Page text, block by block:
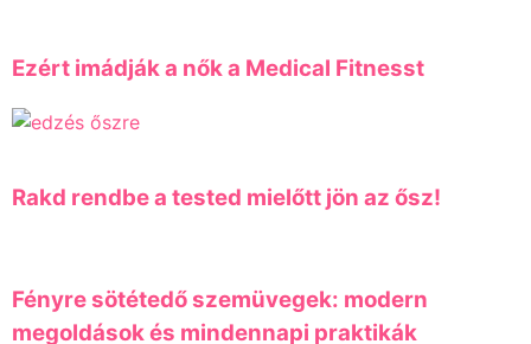
Ezért imádják a nők a Medical Fitnesst
Rakd rendbe a tested mielőtt jön az ősz!
Fényre sötétedő szemüvegek: modern
megoldások és mindennapi praktikák